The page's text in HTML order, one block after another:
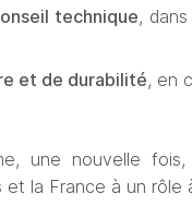
technique,
et de durabilité, en
une nouvelle
la France à un